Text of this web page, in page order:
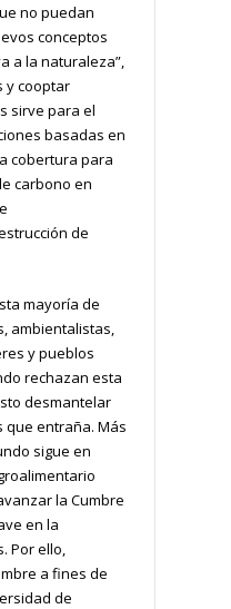
no puedan
conceptos
a la naturaleza”,
y cooptar
sirve para el
basadas en
cobertura para
carbono en
de
mayoría de
ambientalistas,
y pueblos
rechazan esta
desmantelar
que entraña. Más
sigue en
la Cumbre
en la
Por ello,
a fines de
de